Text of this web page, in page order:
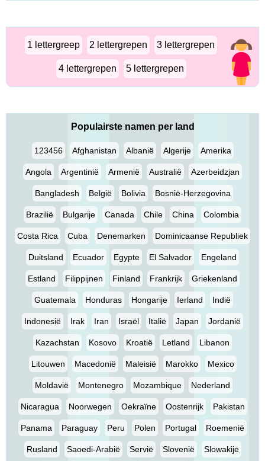
1 lettergreep 2 lettergrepen 3 lettergrepen
4 lettergrepen 5 lettergrepen
Populairste namen per land
123456 Afghanistan Albanië Algerije Amerika
Angola Argentinië Armenië Australië Azerbeidzjan
Bangladesh België Bolivia Bosnië-Herzegovina
Brazilië Bulgarije Canada Chile China Colombia
Costa Rica Cuba Denemarken Dominicaanse Republiek
Duitsland Ecuador Egypte El Salvador Engeland
Estland Filippijnen Finland Frankrijk Griekenland
Guatemala Honduras Hongarije Ierland Indië
Indonesië Irak Iran Israël Italië Japan Jordanië
Kazachstan Kosovo Kroatië Letland Libanon
Litouwen Macedonië Maleisië Marokko Mexico
Moldavië Montenegro Mozambique Nederland
Nicaragua Noorwegen Oekraïne Oostenrijk Pakistan
Panama Paraguay Peru Polen Portugal Roemenië
Rusland Saoedi-Arabië Servië Slovenië Slowakije